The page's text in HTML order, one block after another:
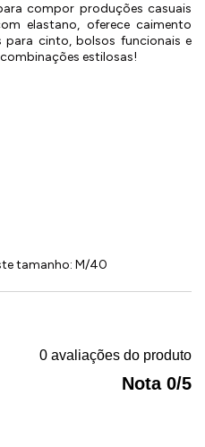
compor produções casuais
elastano, oferece caimento
para cinto, bolsos funcionais e
estilosas!
tamanho: M/40
0 avaliações do produto
Nota 0/5